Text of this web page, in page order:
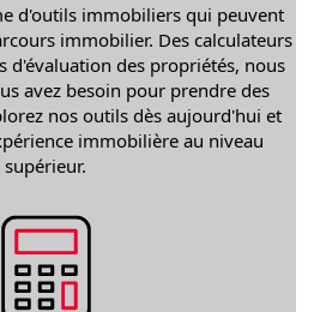
d'outils immobiliers qui peuvent
immobilier. Des calculateurs
d'évaluation des propriétés, nous
avez besoin pour prendre des
nos outils dès aujourd'hui et
immobilière au niveau
supérieur.